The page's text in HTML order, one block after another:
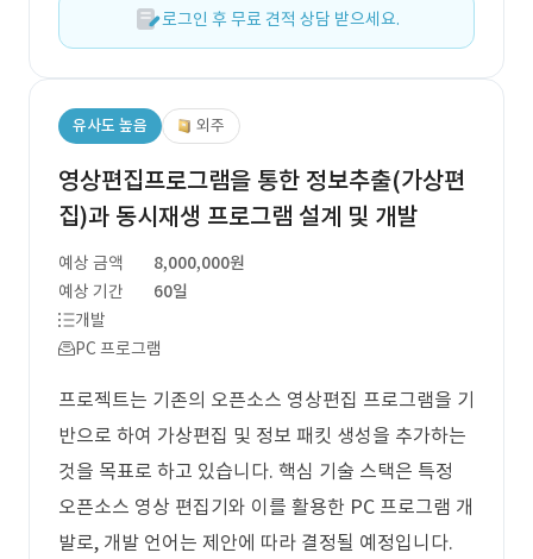
로그인 후 무료 견적 상담 받으세요.
유사도 높음 외주
영상편집프로그램을 통한 정보추출(가상편
집)과 동시재생 프로그램 설계 및 개발
예상 금액
8,000,000원
예상 기간
60일
개발
PC 프로그램
프로젝트는 기존의 오픈소스 영상편집 프로그램을 기
반으로 하여 가상편집 및 정보 패킷 생성을 추가하는
것을 목표로 하고 있습니다. 핵심 기술 스택은 특정
오픈소스 영상 편집기와 이를 활용한 PC 프로그램 개
발로, 개발 언어는 제안에 따라 결정될 예정입니다.